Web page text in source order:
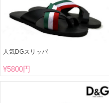
人気DGスリッパ
¥5800円